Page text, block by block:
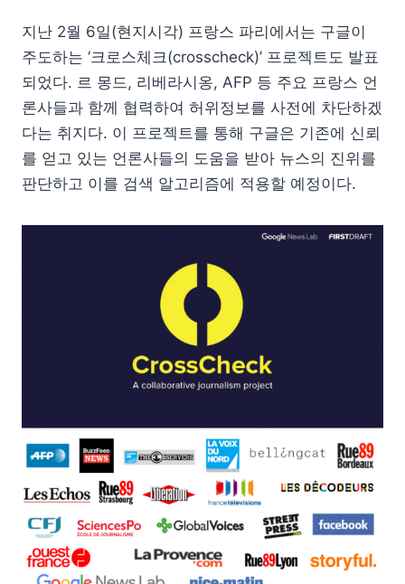
지난 2월 6일(현지시각) 프랑스 파리에서는 구글이
주도하는 ‘크로스체크(crosscheck)’ 프로젝트도 발표
되었다. 르 몽드, 리베라시옹, AFP 등 주요 프랑스 언
론사들과 함께 협력하여 허위정보를 사전에 차단하겠
다는 취지다. 이 프로젝트를 통해 구글은 기존에 신뢰
를 얻고 있는 언론사들의 도움을 받아 뉴스의 진위를
판단하고 이를 검색 알고리즘에 적용할 예정이다.